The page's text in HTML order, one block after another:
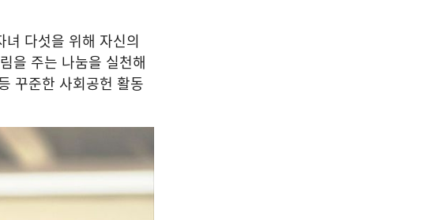
다섯을 위해 자신의
을 주는 나눔을 실천해
꾸준한 사회공헌 활동